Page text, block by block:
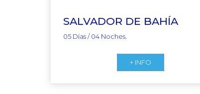
SALVADOR DE BAHÍA
05 Días / 04 Noches.
+ INFO